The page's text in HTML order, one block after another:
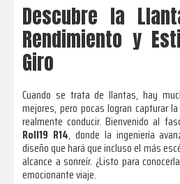
Descubre la
Rendimiento y
Giro
Cuando se trata de llantas, hay
mejores, pero pocas logran capturar
realmente conducir. Bienvenido al
Roll19 R14, donde la ingeniería
diseño que hará que incluso el más
alcance a sonreír. ¿Listo para
emocionante viaje.